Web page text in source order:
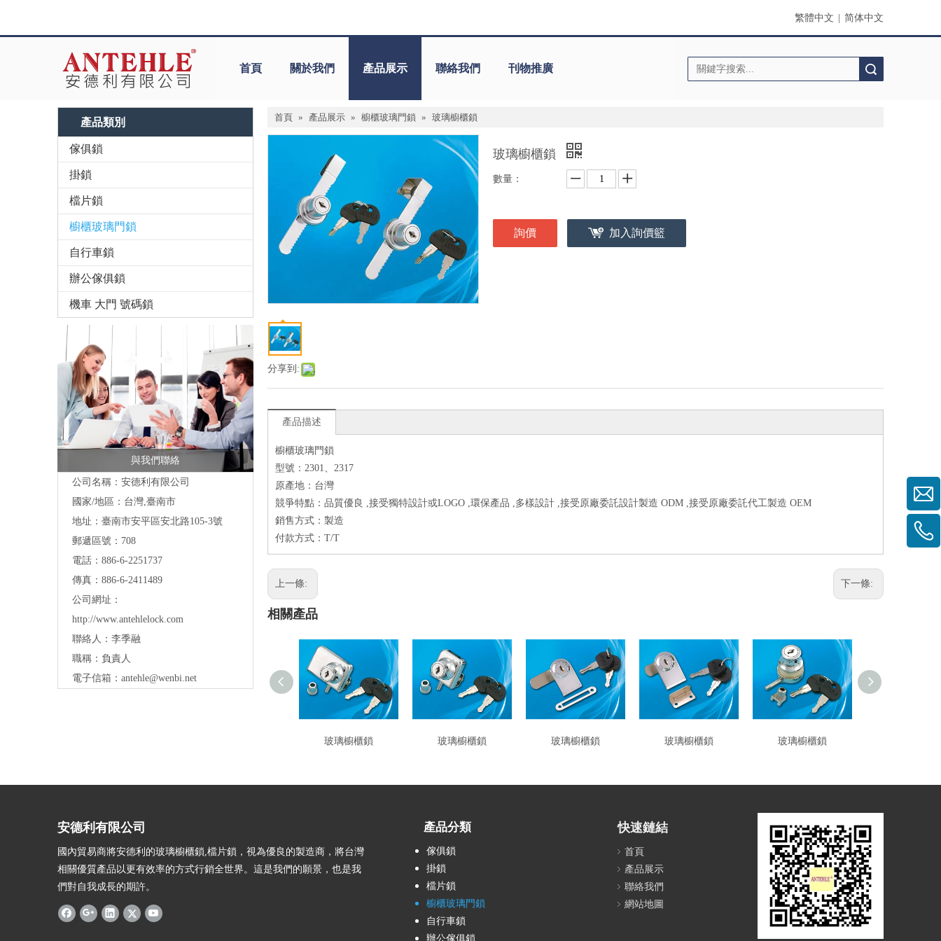
繁體中文 简体中文
首頁 關於我們 產品展示 聯絡我們 刊物推廣
產品類別
傢俱鎖
掛鎖
檔片鎖
櫥櫃玻璃門鎖
自行車鎖
辦公傢俱鎖
機車 大門 號碼鎖
與我們聯絡
公司名稱：安德利有限公司
國家/地區：台灣,臺南市
地址：臺南市安平區安北路105-3號
郵遞區號：708
電話：886-6-2251737
傳真：886-6-2411489
公司網址：
http://www.antehlelock.com
聯絡人：李季融
職稱：負責人
電子信箱： antehle@wenbi.net
首頁 » 產品展示 » 櫥櫃玻璃門鎖 » 玻璃櫥櫃鎖
分享到:
玻璃櫥櫃鎖
數量：
詢價 加入詢價籃
產品描述
櫥櫃玻璃門鎖
型號：2301、2317
原產地：台灣
競爭特點：品質優良 ,接受獨特設計或LOGO ,環保產品 ,多樣設計 ,接受原廠委託設計製造 ODM ,接受原廠委託代工製造 OEM
銷售方式：製造
付款方式：T/T
上一條: 下一條:
相關產品
玻璃櫥櫃鎖 玻璃櫥櫃鎖 玻璃櫥櫃鎖 玻璃櫥櫃鎖 玻璃櫥櫃鎖
安德利有限公司
國內貿易商將安德利的玻璃櫥櫃鎖,檔片鎖，視為優良的製造商，將台灣
相關優質產品以更有效率的方式行銷全世界。這是我們的願景，也是我
們對自我成長的期許。
產品分類
傢俱鎖
掛鎖
檔片鎖
櫥櫃玻璃門鎖
自行車鎖
辦公傢俱鎖
快速鏈結
首頁
產品展示
聯絡我們
網站地圖